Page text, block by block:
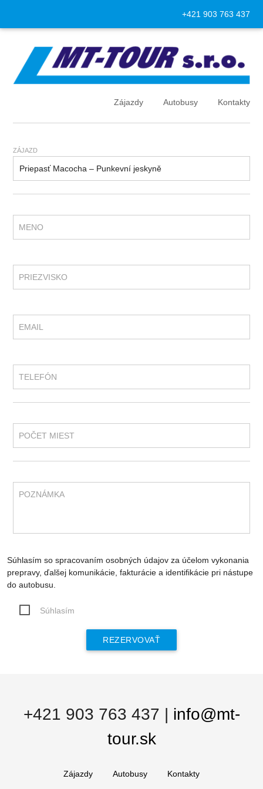
+421 903 763 437
Zájazdy Autobusy Kontakty
ZÁJAZD
MENO
PRIEZVISKO
EMAIL
TELEFÓN
POČET MIEST
POZNÁMKA
Súhlasím so spracovaním osobných údajov za účelom vykonania
prepravy, ďalšej komunikácie, fakturácie a identifikácie pri nástupe
do autobusu.
Súhlasím
+421 903 763 437 | info@mt-
tour.sk
Zájazdy Autobusy Kontakty